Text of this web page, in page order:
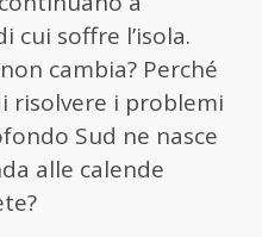
cui soffre l’isola.
cambia? Perché
risolvere i problemi
Sud ne nasce
alle calende